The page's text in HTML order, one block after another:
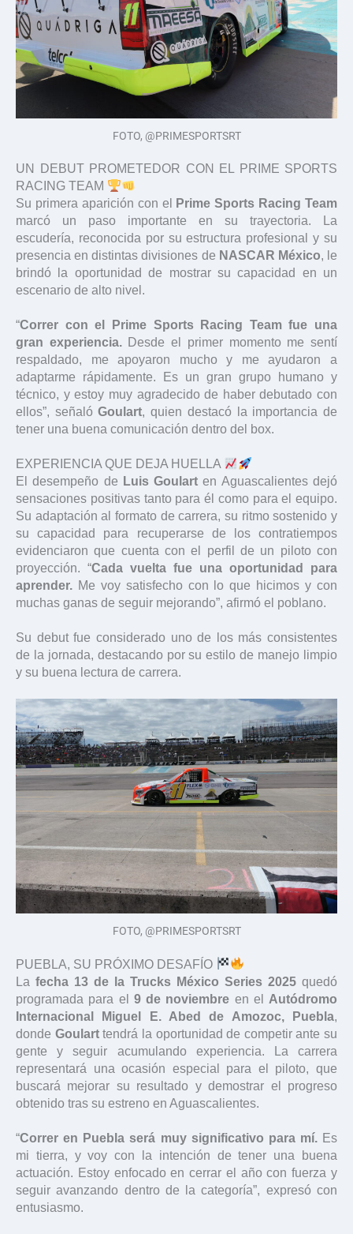
FOTO, @PRIMESPORTSRT
UN DEBUT PROMETEDOR CON EL PRIME SPORTS
RACING TEAM
Su primera aparición con el
Prime Sports Racing Team
marcó un paso importante en su trayectoria. La
escudería, reconocida por su estructura profesional y su
presencia en distintas divisiones de NASCAR México, le
brindó la oportunidad de mostrar su capacidad en un
escenario de alto nivel.
“Correr con el Prime Sports Racing Team fue una
gran experiencia.Desde el primer momento me sentí
respaldado, me apoyaron mucho y me ayudaron a
adaptarme rápidamente. Es un gran grupo humano y
técnico, y estoy muy agradecido de haber debutado con
ellos”, señalóGoulart, quien destacó la importancia de
tener una buena comunicación dentro del box.
EXPERIENCIA QUE DEJA HUELLA
El desempeño de Luis Goulart en Aguascalientes dejó
sensaciones positivas tanto para él como para el equipo.
Su adaptación al formato de carrera, su ritmo sostenido y
su capacidad para recuperarse de los contratiempos
evidenciaron que cuenta con el perfil de un piloto con
proyección. “Cada vuelta fue una oportunidad para
aprender. Me voy satisfecho con lo que hicimos y con
muchas ganas de seguir mejorando”, afirmó el poblano.
Su debut fue considerado uno de los más consistentes
de la jornada, destacando por su estilo de manejo limpio
y su buena lectura de carrera.
FOTO, @PRIMESPORTSRT
PUEBLA, SU PRÓXIMO DESAFÍO
La fecha 13 de la Trucks México Series 2025 quedó
programada para el 9 de noviembre en el Autódromo
Internacional Miguel E. Abed de Amozoc, Puebla,
donde Goularttendrá la oportunidad de competir ante su
gente y seguir acumulando experiencia. La carrera
representará una ocasión especial para el piloto, que
buscará mejorar su resultado y demostrar el progreso
obtenido tras su estreno en Aguascalientes.
“Correr en Puebla será muy significativo para mí.Es
mi tierra, y voy con la intención de tener una buena
actuación. Estoy enfocado en cerrar el año con fuerza y
seguir avanzando dentro de la categoría”, expresó con
entusiasmo.